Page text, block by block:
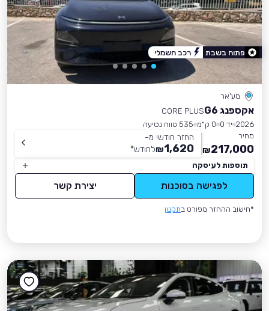
מע'אר
אקספנג G6
CORE PLUS
2026 יד 0 0 ק״מ
535 טווח נסיעה
מחיר
217,000
₪
החזר חודשי מ-
1,620
₪לחודש*
תוספות לעיסקה
לפגישה בסוכנות יצירת קשר
*חישוב ההחזר מפורט בתקנון
פתוח בשבת רכב חשמלי